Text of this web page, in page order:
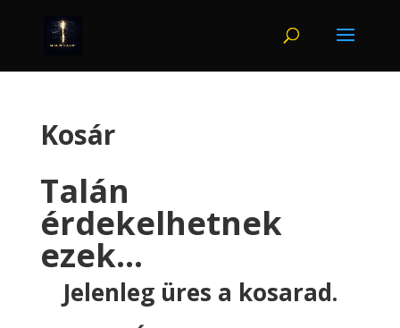
Kosár
Talán
érdekelhetnek
ezek…
Jelenleg üres a kosarad.